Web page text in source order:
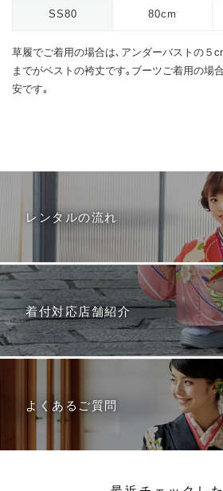
SS80 80cm
草履でご着用の場合は､アンダーバストの５
までがベストの袴丈です｡ブーツご着用の場
安です｡
レンタルの流れ
着付対応店舗紹介
よくあるご質問